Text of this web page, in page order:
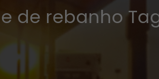
de rebanho